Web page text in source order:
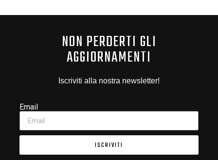
NON PERDERTI GLI
AGGIORNAMENTI
Iscriviti alla nostra newsletter!
Email
ISCRIVITI